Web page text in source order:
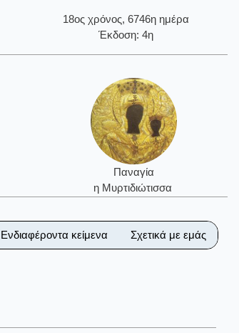
18ος χρόνος, 6746η ημέρα
Έκδοση: 4η
Παναγία
η Μυρτιδιώτισσα
Ενδιαφέροντα κείμενα Σχετικά με εμάς